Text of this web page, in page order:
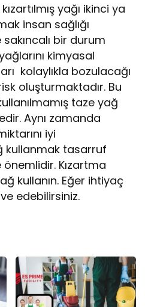
yağı ikinci ya
insan sağlığı
bir durum
kimyasal
kolaylıkla bozulacağı
oluşturmaktadır. Bu
taze yağ
Aynı zamanda
iyi
kullanmak tasarruf
Kızartma
kullanın. Eğer ihtiyaç
edebilirsiniz.